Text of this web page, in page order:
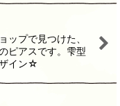
ップで見つけた、
ピアスです。雫型
イン☆